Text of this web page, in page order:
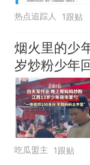
热点追踪人 1跟贴
烟火里的少
岁炒粉少年
吃瓜盟主 1跟贴